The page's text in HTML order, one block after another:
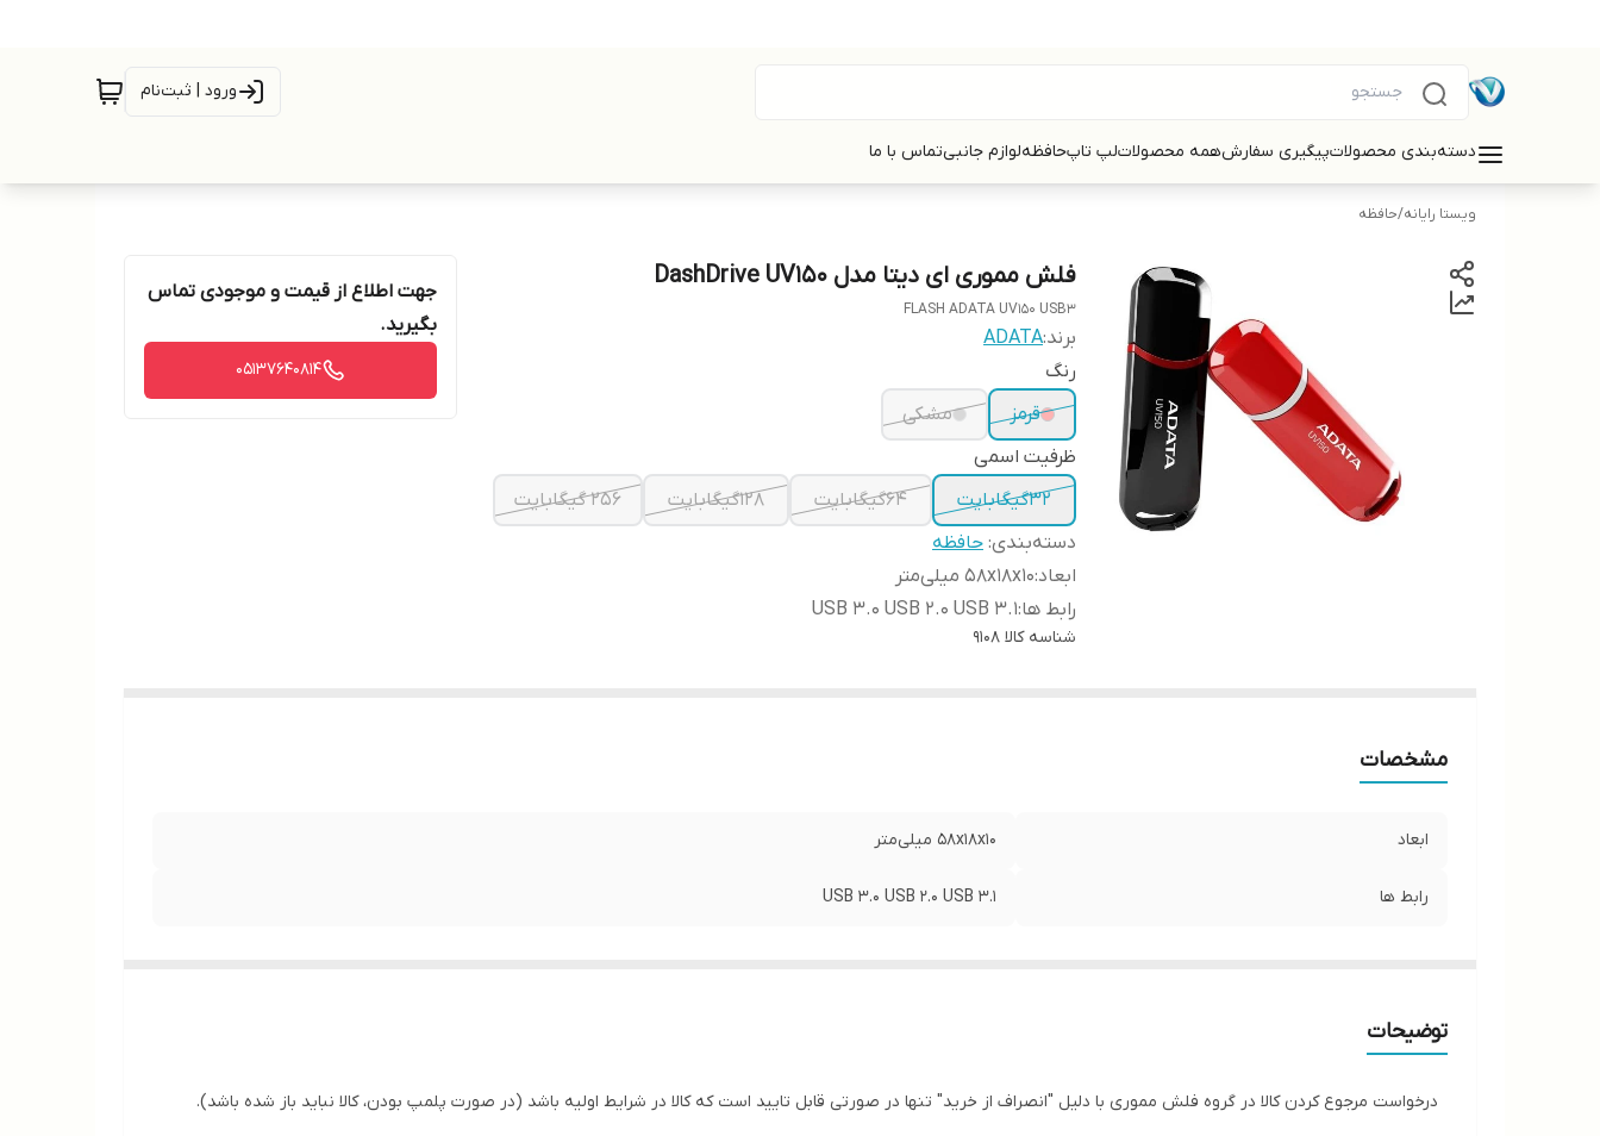
ورود | ثبت‌نام
دسته‌بندی محصولاتپیگیری سفارشهمه محصولاتلپ تاپحافظهلوازم جانبیتماس با ما
ویستا رایانه/حافظه
فلش مموری ای دیتا مدل DashDrive UV150
FLASH ADATA UV150 USB3
برند:ADATA
رنگ
قرمز
مشکی
ظرفیت اسمی
32گیگابایت
64گیگابایت 128گیگابایت
256 گیگابایت
دسته‌بندی: حافظه
ابعاد:۵۸x۱۸x۱۰ میلی‌متر
رابط ها:USB ۳.۰ USB ۲.۰ USB ۳.۱
شناسه کالا 9108
جهت اطلاع از قیمت و موجودی تماس
بگیرید.
05137640814
مشخصات
ابعاد ۵۸x۱۸x۱۰ میلی‌متر
رابط ها USB ۳.۰ USB ۲.۰ USB ۳.۱
توضیحات
درخواست مرجوع کردن کالا در گروه فلش مموری با دلیل "انصراف از خرید" تنها در صورتی قابل تایید است که کالا در شرایط اولیه باشد (در صورت پلمپ بودن، کالا نباید باز شده باشد).